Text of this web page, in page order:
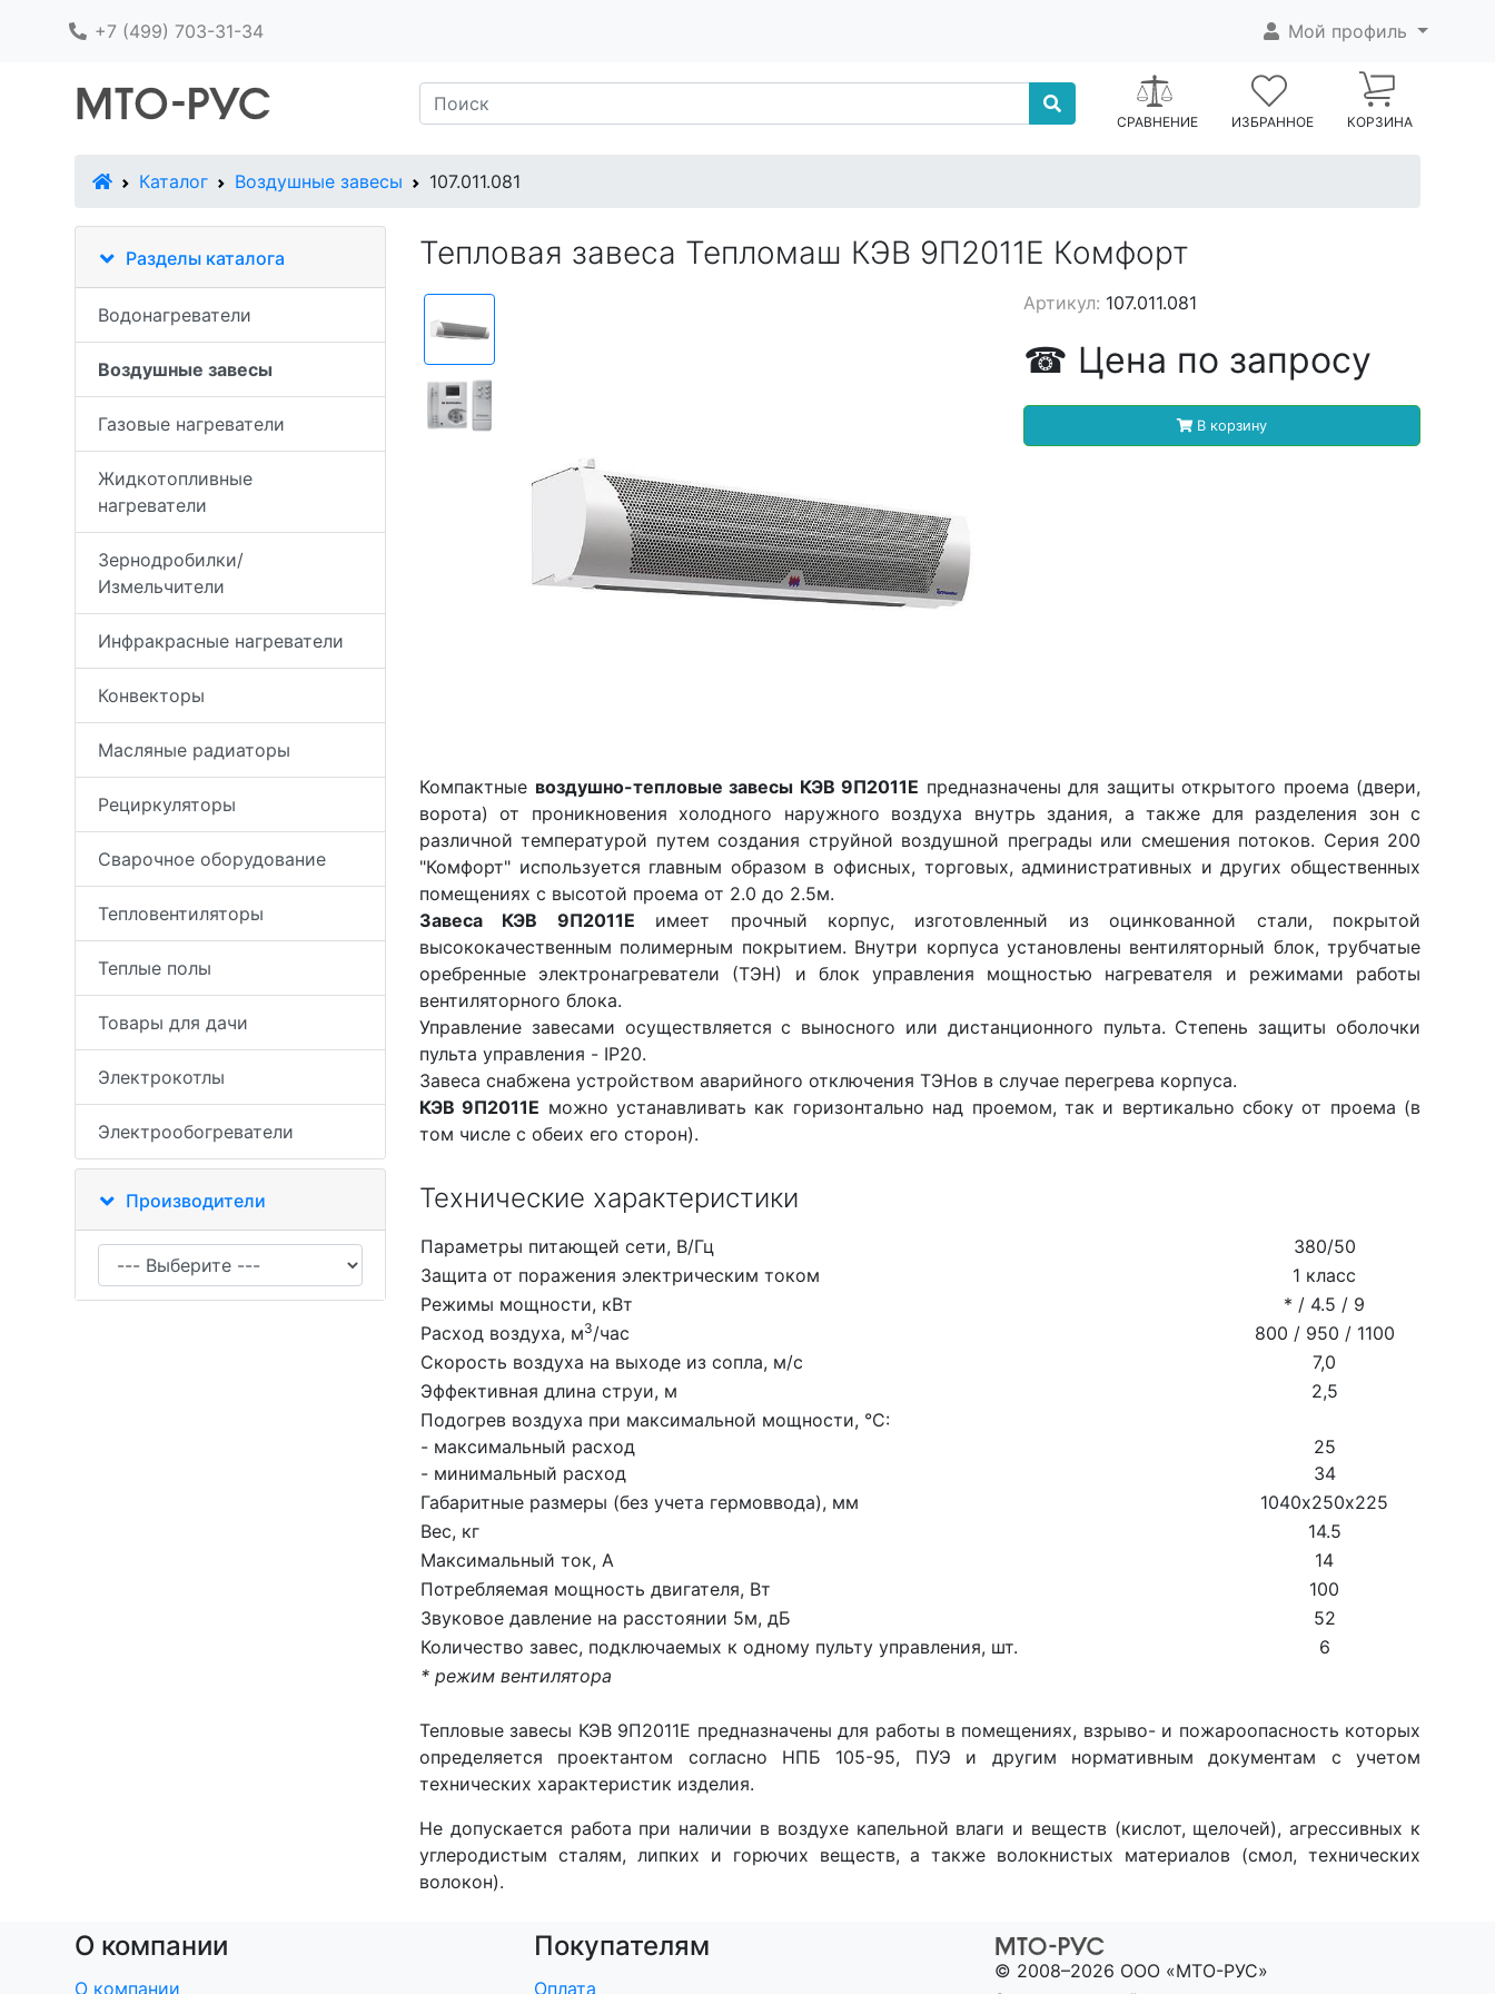
+7 (499) 703-31-34 Мой профиль
СРАВНЕНИЕ ИЗБРАННОЕ КОРЗИНА
В начало
Каталог Воздушные завесы 107.011.081
Тепловая завеса Тепломаш КЭВ 9П2011Е Комфорт
Артикул: 107.011.081
☎ Цена по запросу
В корзину
Компактные воздушно-тепловые завесы КЭВ 9П2011Е предназначены для защиты открытого проема (двери,
ворота) от проникновения холодного наружного воздуха внутрь здания, а также для разделения зон с
различной температурой путем создания струйной воздушной преграды или смешения потоков. Серия 200
"Комфорт" используется главным образом в офисных, торговых, административных и других общественных
помещениях с высотой проема от 2.0 до 2.5м.
Завеса КЭВ 9П2011Е имеет прочный корпус, изготовленный из оцинкованной стали, покрытой
высококачественным полимерным покрытием. Внутри корпуса установлены вентиляторный блок, трубчатые
оребренные электронагреватели (ТЭН) и блок управления мощностью нагревателя и режимами работы
вентиляторного блока.
Управление завесами осуществляется с выносного или дистанционного пульта. Степень защиты оболочки
пульта управления - IP20.
Завеса снабжена устройством аварийного отключения ТЭНов в случае перегрева корпуса.
КЭВ 9П2011Е можно устанавливать как горизонтально над проемом, так и вертикально сбоку от проема (в
том числе с обеих его сторон).
Технические характеристики
Параметры питающей сети, В/Гц
380/50
Защита от поражения электрическим током
1 класс
Режимы мощности, кВт
* / 4.5 / 9
Расход воздуха, м3/час
800 / 950 / 1100
Скорость воздуха на выходе из сопла, м/с
7,0
Эффективная длина струи, м
2,5
Подогрев воздуха при максимальной мощности, °C:
- максимальный расход
- минимальный расход
25
34
Габаритные размеры (без учета гермоввода), мм
1040х250х225
Вес, кг
14.5
Максимальный ток, А
14
Потребляемая мощность двигателя, Вт
100
Звуковое давление на расстоянии 5м, дБ
52
Количество завес, подключаемых к одному пульту управления, шт.
6
* режим вентилятора
Тепловые завесы КЭВ 9П2011Е предназначены для работы в помещениях, взрыво- и пожароопасность которых
определяется проектантом согласно НПБ 105-95, ПУЭ и другим нормативным документам с учетом
технических характеристик изделия.
Не допускается работа при наличии в воздухе капельной влаги и веществ (кислот, щелочей), агрессивных к
углеродистым сталям, липких и горючих веществ, а также волокнистых материалов (смол, технических
волокон).
Разделы каталога
Водонагреватели
Воздушные завесы
Газовые нагреватели
Жидкотопливные
нагреватели
Зернодробилки/
Измельчители
Инфракрасные нагреватели
Конвекторы
Масляные радиаторы
Рециркуляторы
Сварочное оборудование
Тепловентиляторы
Теплые полы
Товары для дачи
Электрокотлы
Электрообогреватели
Производители
О компании
О компании
Покупателям
Оплата
© 2008–2026 ООО «МТО-РУС»